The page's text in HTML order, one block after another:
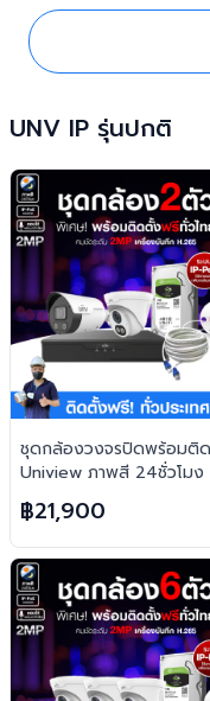
UNV IP รุ่นปกติ
ชุดกล้องวงจรปิดพร้อมติ
Uniview ภาพสี 24ชั่วโมง
IP-PoE จำนวน 2 ตัว ความ
ชัด 2MP บันทึกภาพพร้อมเ
และตอบโต้2ทิศทาง
฿21,900